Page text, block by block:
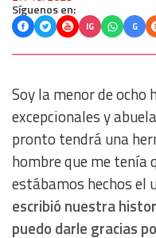
Síguenos en:
IG G
Soy la menor de
excepcionales y
pronto tendrá una
hombre que me tenía
estábamos hechos el
escribió nuestra
puedo darle gracias